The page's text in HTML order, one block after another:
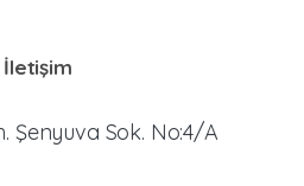
İletişim
Şenyuva Sok. No:4/A